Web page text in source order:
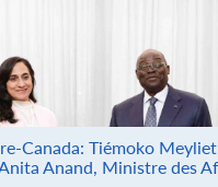
Canada: Tiémoko
Anand, Ministre des